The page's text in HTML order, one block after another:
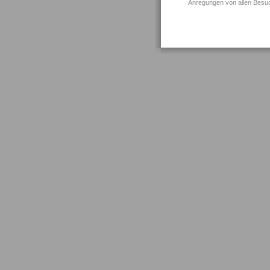
Anregungen von allen